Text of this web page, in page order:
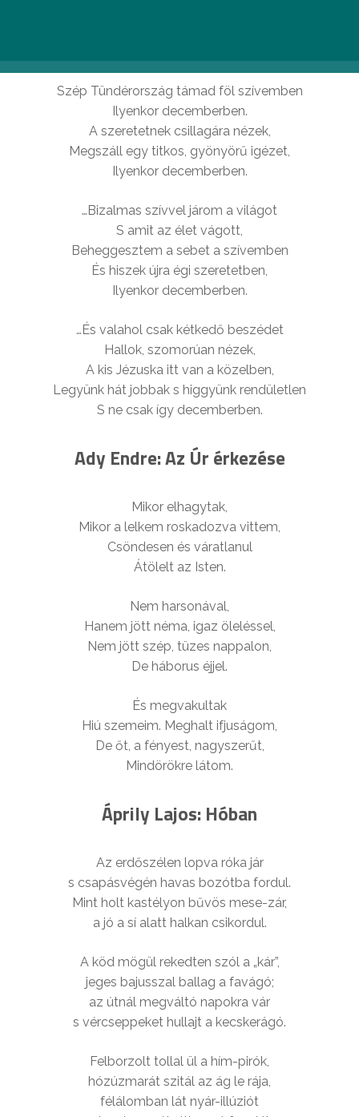
Szép Tündérország támad föl szívemben
Ilyenkor decemberben.
A szeretetnek csillagára nézek,
Megszáll egy titkos, gyönyörű igézet,
Ilyenkor decemberben.
…Bizalmas szívvel járom a világot
S amit az élet vágott,
Beheggesztem a sebet a szívemben
És hiszek újra égi szeretetben,
Ilyenkor decemberben.
…És valahol csak kétkedő beszédet
Hallok, szomorúan nézek,
A kis Jézuska itt van a közelben,
Legyünk hát jobbak s higgyünk rendületlen
S ne csak így decemberben.
Ady Endre: Az Úr érkezése
Mikor elhagytak,
Mikor a lelkem roskadozva vittem,
Csöndesen és váratlanul
Átölelt az Isten.
Nem harsonával,
Hanem jött néma, igaz öleléssel,
Nem jött szép, tüzes nappalon,
De háborus éjjel.
És megvakultak
Hiú szemeim. Meghalt ifjuságom,
De őt, a fényest, nagyszerűt,
Mindörökre látom.
Áprily Lajos: Hóban
Az erdőszélen lopva róka jár
s csapásvégén havas bozótba fordul.
Mint holt kastélyon bűvös mese-zár,
a jó a sí alatt halkan csikordul.
A köd mögül rekedten szól a „kár”,
jeges bajusszal ballag a favágó;
az útnál megváltó napokra vár
s vércseppeket hullajt a kecskerágó.
Felborzolt tollal ül a hím-pirók,
hózúzmarát szitál az ág le rája,
félálomban lát nyár-illúziót